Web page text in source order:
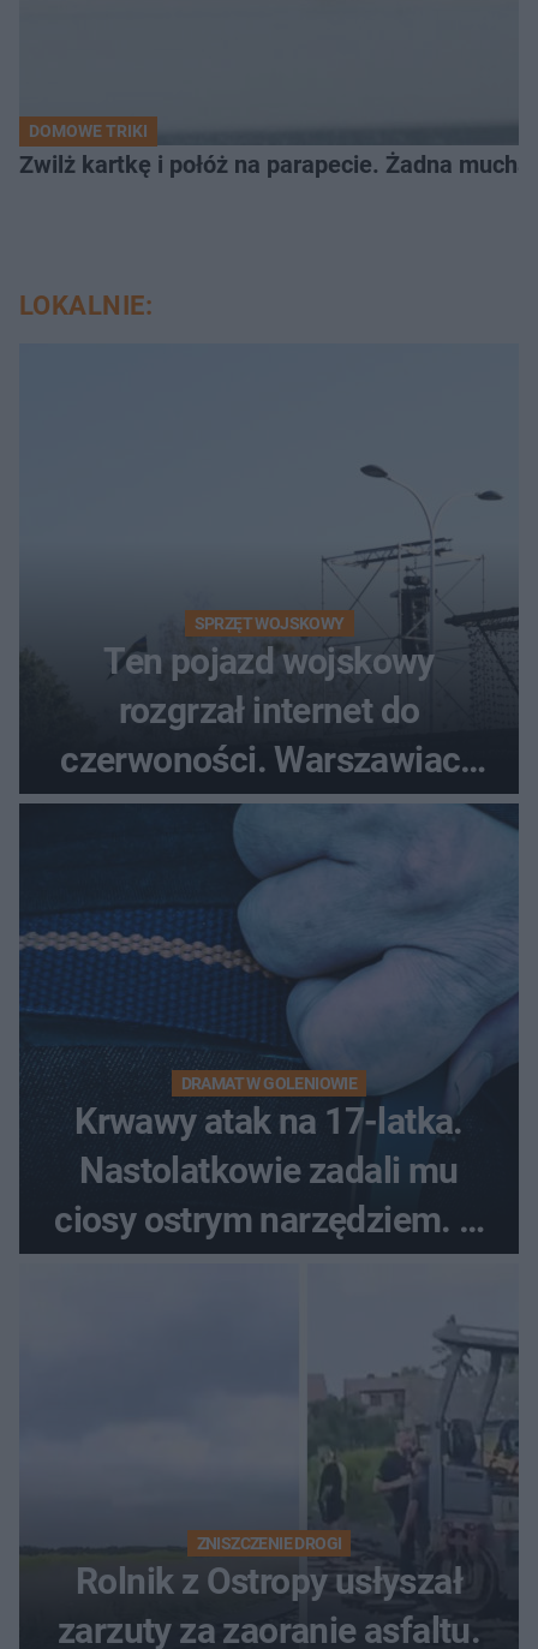
DOMOWE TRIKI
Zwilż kartkę i połóż na parapecie. Żadna
LOKALNIE:
SPRZĘT WOJSKOWY
Ten pojazd wojskowy
rozgrzał internet do
czerwoności. Warszawiacy
pytali, czy to Mad Max!
DRAMAT W GOLENIOWIE
Krwawy atak na 17-latka.
Nastolatkowie zadali mu
ciosy ostrym narzędziem. O
ZNISZCZENIE DROGI
Rolnik z Ostropy usłyszał
zarzuty za zaoranie asfaltu.